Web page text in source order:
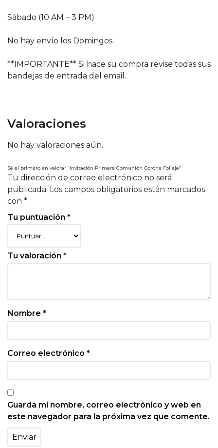
Sábado (10 AM – 3 PM)
No hay envío los Domingos.
**IMPORTANTE** Si hace su compra revise todas sus
bandejas de entrada del email.
Valoraciones
No hay valoraciones aún.
Sé el primero en valorar “Invitación Primera Comunión Corona Follaje”
Tu dirección de correo electrónico no será
publicada. Los campos obligatorios están marcados
con *
Tu puntuación *
Tu valoración *
Nombre *
Correo electrónico *
Guarda mi nombre, correo electrónico y web en
este navegador para la próxima vez que comente.